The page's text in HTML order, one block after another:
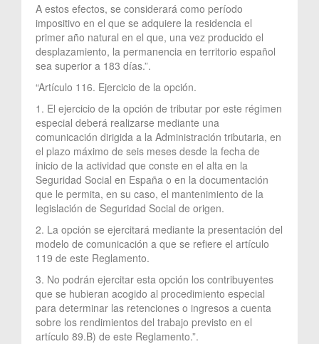
A estos efectos, se considerará como período
impositivo en el que se adquiere la residencia el
primer año natural en el que, una vez producido el
desplazamiento, la permanencia en territorio español
sea superior a 183 días.”.
“Artículo 116. Ejercicio de la opción.
1. El ejercicio de la opción de tributar por este régimen
especial deberá realizarse mediante una
comunicación dirigida a la Administración tributaria, en
el plazo máximo de seis meses desde la fecha de
inicio de la actividad que conste en el alta en la
Seguridad Social en España o en la documentación
que le permita, en su caso, el mantenimiento de la
legislación de Seguridad Social de origen.
2. La opción se ejercitará mediante la presentación del
modelo de comunicación a que se refiere el artículo
119 de este Reglamento.
3. No podrán ejercitar esta opción los contribuyentes
que se hubieran acogido al procedimiento especial
para determinar las retenciones o ingresos a cuenta
sobre los rendimientos del trabajo previsto en el
artículo 89.B) de este Reglamento.”.